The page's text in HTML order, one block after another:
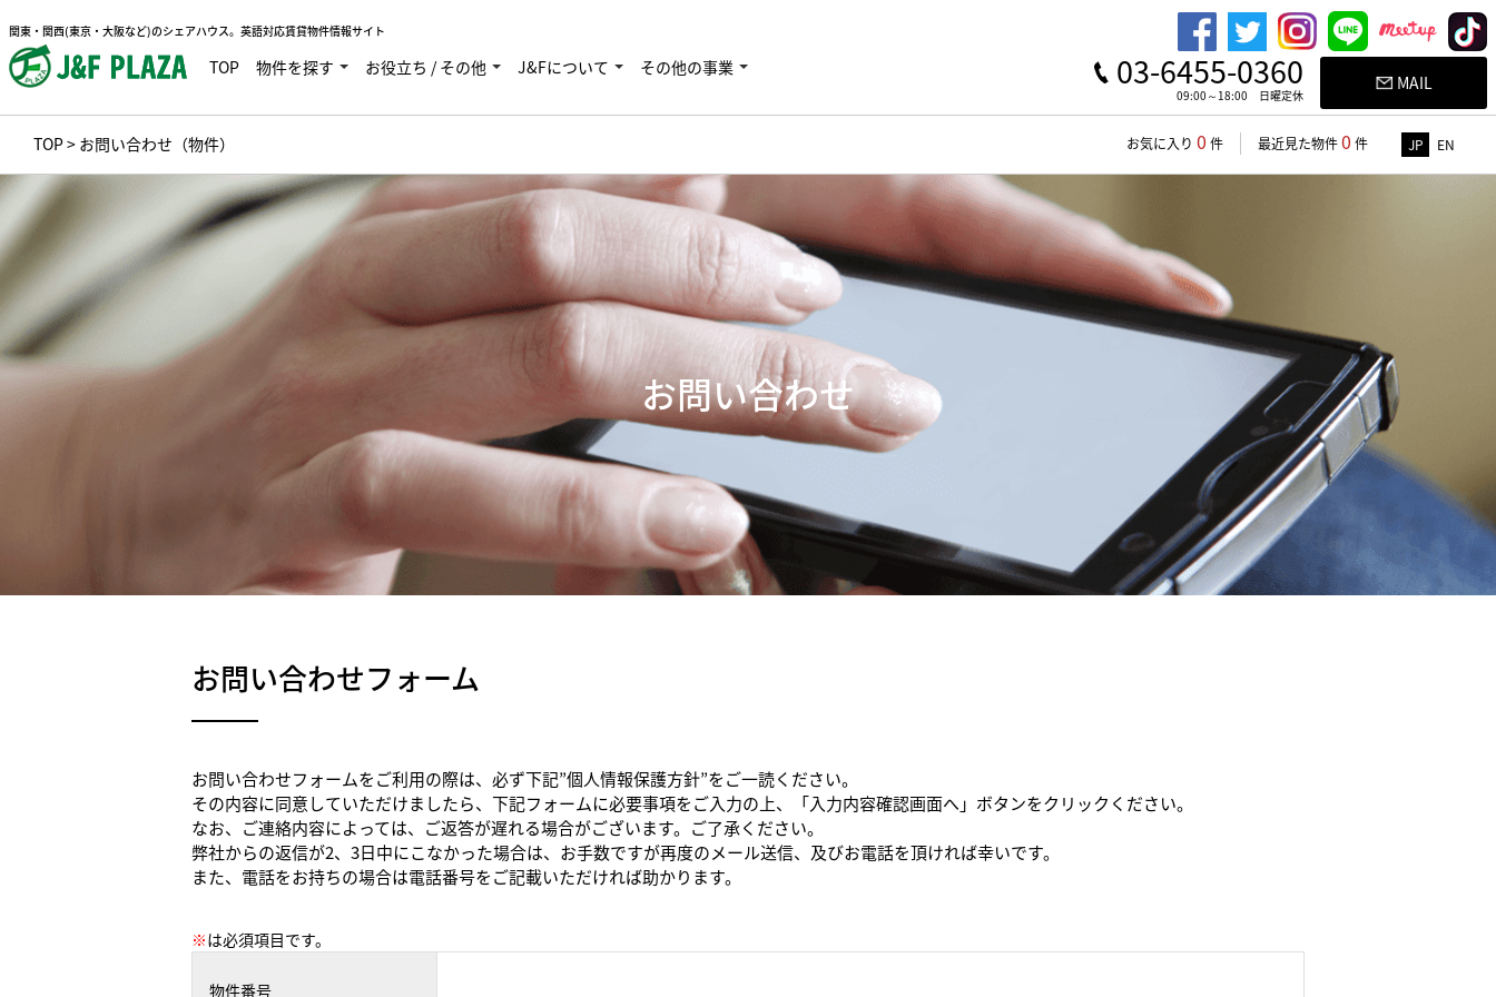
関東・関西(東京・大阪など)のシェアハウス。英語対応賃貸物件情報サイト
TOP 物件を探す お役立ち / その他 J&Fについて その他の事業 03-6455-0360
09:00～18:00 日曜定休
MAIL
TOP> お問い合わせ（物件） お気に入り 0 件 最近見た物件0 件 JP EN
お問い合わせ
お問い合わせフォーム
お問い合わせフォームをご利用の際は、必ず下記”個人情報保護方針”をご一読ください。
その内容に同意していただけましたら、下記フォームに必要事項をご入力の上、「入力内容確認画面へ」ボタンをクリックください。
なお、ご連絡内容によっては、ご返答が遅れる場合がございます。ご了承ください。
弊社からの返信が2、3日中にこなかった場合は、お手数ですが再度のメール送信、及びお電話を頂ければ幸いです。
また、電話をお持ちの場合は電話番号をご記載いただければ助かります。
※は必須項目です。
物件番号